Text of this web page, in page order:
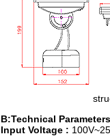
B:Technical Parameters
Input Voltage :